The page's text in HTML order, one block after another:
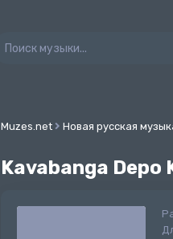
Muzes.net Новая русская
Kavabanga Depo